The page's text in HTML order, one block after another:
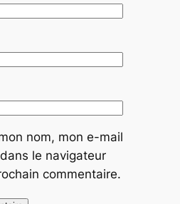
nom, mon e-mail
le navigateur
commentaire.